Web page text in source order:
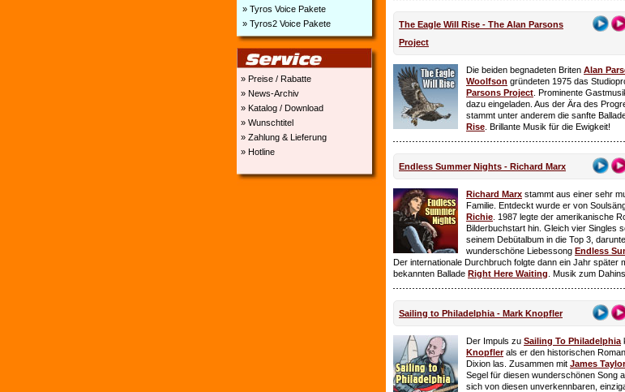
» Tyros Voice Pakete
» Tyros2 Voice Pakete
» Preise / Rabatte
» News-Archiv
» Katalog / Download
» Wunschtitel
» Zahlung & Lieferung
» Hotline
The Eagle Will Rise - The Alan Parsons
Project
Die beiden begnadeten Briten Alan
Woolfson gründeten 1975 das
Parsons Project . Prominente
dazu eingeladen. Aus der Ära des
stammt unter anderem die sanfte
Rise . Brillante Musik für die Ewigkeit!
Endless Summer Nights - Richard Marx
Richard Marx stammt aus einer sehr
Familie. Entdeckt wurde er von
Richie . 1987 legte der amerikanische
Bilderbuchstart hin. Gleich vier Singles
seinem Debütalbum in die Top 3,
wunderschöne Liebessong Endless
Der internationale Durchbruch folgte dann ein Jahr später
bekannten Ballade Right Here Waiting . Musik zum
Sailing to Philadelphia - Mark Knopfler
Der Impuls zu Sailing To Philadelphia
Knopfler als er den historischen
Dixion las. Zusammen mit James Taylor
Segel für diesen wunderschönen Song
sich von diesen unverkennbaren,